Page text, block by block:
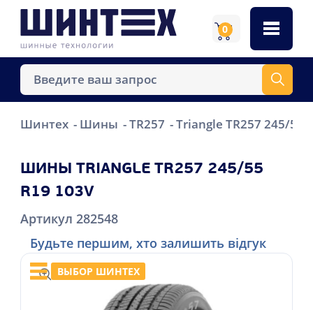
0
Шинтех Шины TR257 Triangle TR257 245/55
ШИНЫ TRIANGLE TR257 245/55
R19 103V
Артикул 282548
Будьте першим, хто залишить відгук
ВЫБОР ШИНТЕХ